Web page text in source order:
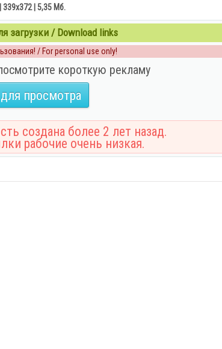
339х372 | 5,35 Мб.
загрузки / Download links
/ For personal use only!
короткую рекламу
просмотра
создана более 2 лет назад.
рабочие очень низкая.